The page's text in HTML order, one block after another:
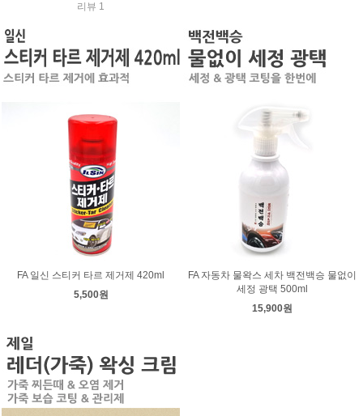
리뷰 1
FA 일신 스티커 타르 제거제 420ml
5,500원
FA 자동차 물왁스 세차 백전백승 물없이
세정 광택 500ml
15,900원